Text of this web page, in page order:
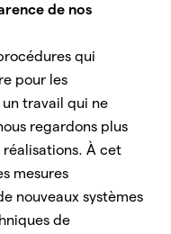
de nos
qui
pour les
travail qui ne
regardons plus
réalisations. À cet
mesures
nouveaux systèmes
de